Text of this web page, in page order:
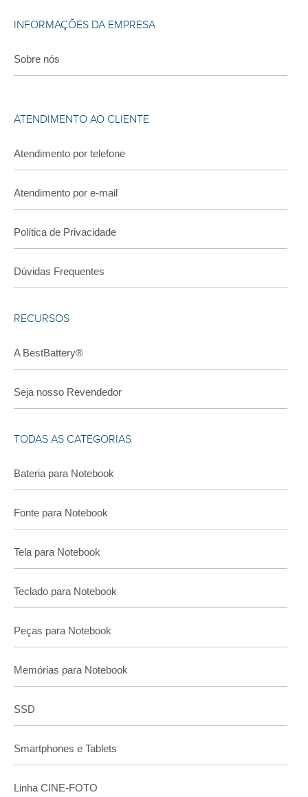
INFORMAÇÕES DA EMPRESA
Sobre nós
ATENDIMENTO AO CLIENTE
Atendimento por telefone
Atendimento por e-mail
Política de Privacidade
Dúvidas Frequentes
RECURSOS
A BestBattery®
Seja nosso Revendedor
TODAS AS CATEGORIAS
Bateria para Notebook
Fonte para Notebook
Tela para Notebook
Teclado para Notebook
Peças para Notebook
Memórias para Notebook
SSD
Smartphones e Tablets
Linha CINE-FOTO